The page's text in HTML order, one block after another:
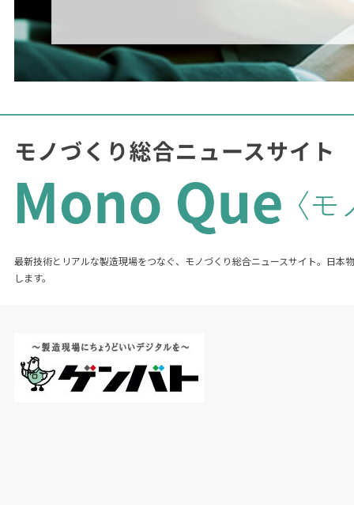
最新技術とリアルな製造現場をつなぐ、モノづくり総合ニュースサイト。日本
します。